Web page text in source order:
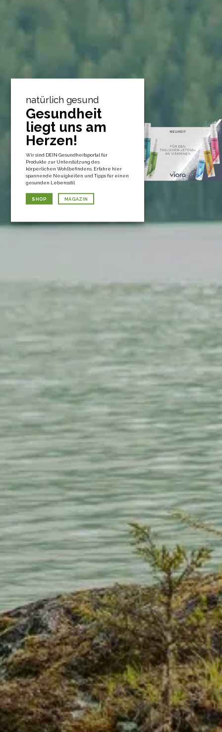
natürlich gesund
Gesundheit
liegt uns am
Herzen!
Wir sind DEIN Gesundheitsportal für
Produkte zur Unterstützung des
körperlichen Wohlbefindens. Erfahre hier
spannende Neuigkeiten und Tipps für einen
gesunden Lebensstil.
SHOP MAGAZIN